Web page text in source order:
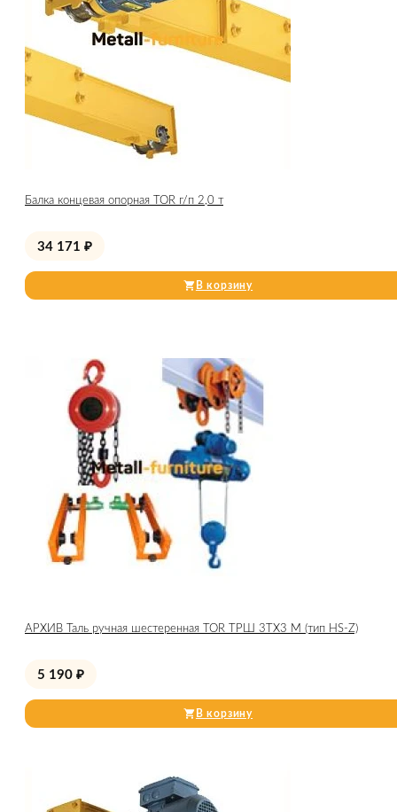
Балка концевая опорная TOR г/п 2,0 т
34 171 ₽
В корзину
АРХИВ Таль ручная шестеренная TOR ТРШ 3ТХ3 М (тип HS-Z)
5 190 ₽
В корзину